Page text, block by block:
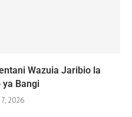
Wazuia Jaribio la
ya Bangi
2026